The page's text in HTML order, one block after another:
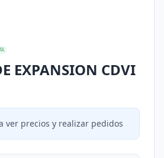
EXPANSION CDVI
ver precios y realizar pedidos